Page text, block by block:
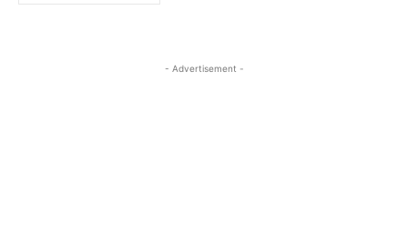
- Advertisement -